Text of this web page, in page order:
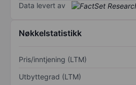
Data levert av
Nøkkelstatistikk
Pris/inntjening (LTM)
Utbyttegrad (LTM)